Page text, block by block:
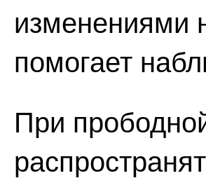
изменениями
помогает
При